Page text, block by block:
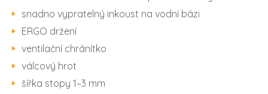
snadno vypratelný inkoust na vodní bázi
ERGO držení
ventilační chránítko
válcový hrot
šířka stopy 1–3 mm